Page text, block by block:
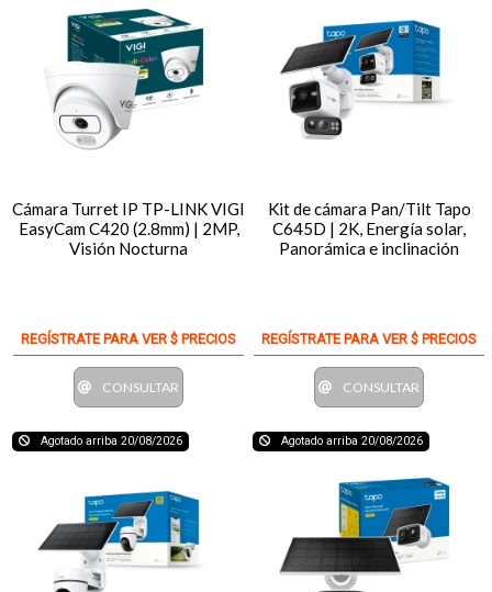
Cámara Turret IP TP-LINK VIGI
EasyCam C420 (2.8mm) | 2MP,
Visión Nocturna
REGÍSTRATE PARA VER $ PRECIOS
CONSULTAR
Kit de cámara Pan/Tilt Tapo
C645D | 2K, Energía solar,
Panorámica e inclinación
REGÍSTRATE PARA VER $ PRECIOS
CONSULTAR
Agotado arriba 20/08/2026 Agotado arriba 20/08/2026